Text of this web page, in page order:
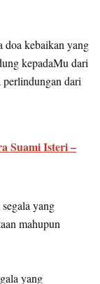
doa kebaikan yang
kepadaMu dari
dari
Suami Isteri –
yang
mahupun
yang